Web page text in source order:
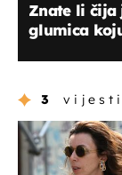
Znate li čija
glumica
3